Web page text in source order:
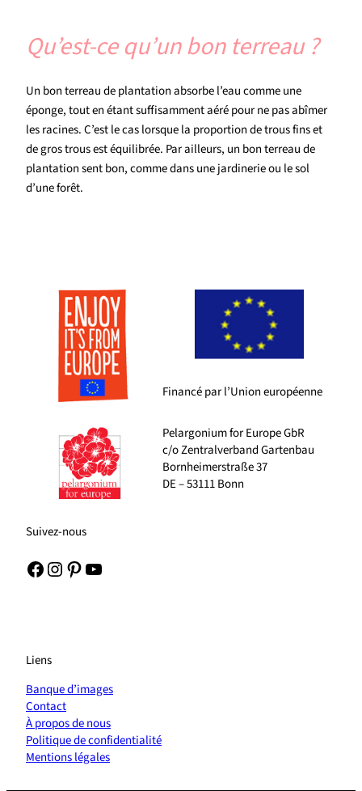
Qu’est-ce qu’un bon terreau ?
Un bon terreau de plantation absorbe l’eau comme une
éponge, tout en étant suffisamment aéré pour ne pas abîmer
les racines. C’est le cas lorsque la proportion de trous fins et
de gros trous est équilibrée. Par ailleurs, un bon terreau de
plantation sent bon, comme dans une jardinerie ou le sol
d’une forêt.
Financé par l’Union européenne
Pelargonium for Europe GbR
c/o Zentralverband Gartenbau
Bornheimerstraße 37
DE – 53111 Bonn
Suivez-nous
Facebook Instagram Pinterest YouTube
Liens
Banque d’images
Contact
À propos de nous
Politique de confidentialité
Mentions légales